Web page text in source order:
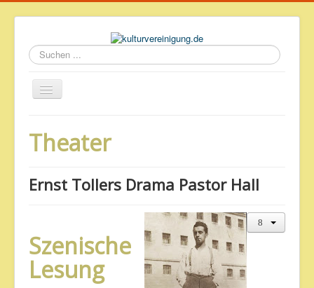
Suchen
...
Geschichte des Volkshauses
Impressum & Datenschutz
Theater
Ernst Tol­lers Dra­ma Pas­tor Hall
Sze­ni­sche
Le­sung